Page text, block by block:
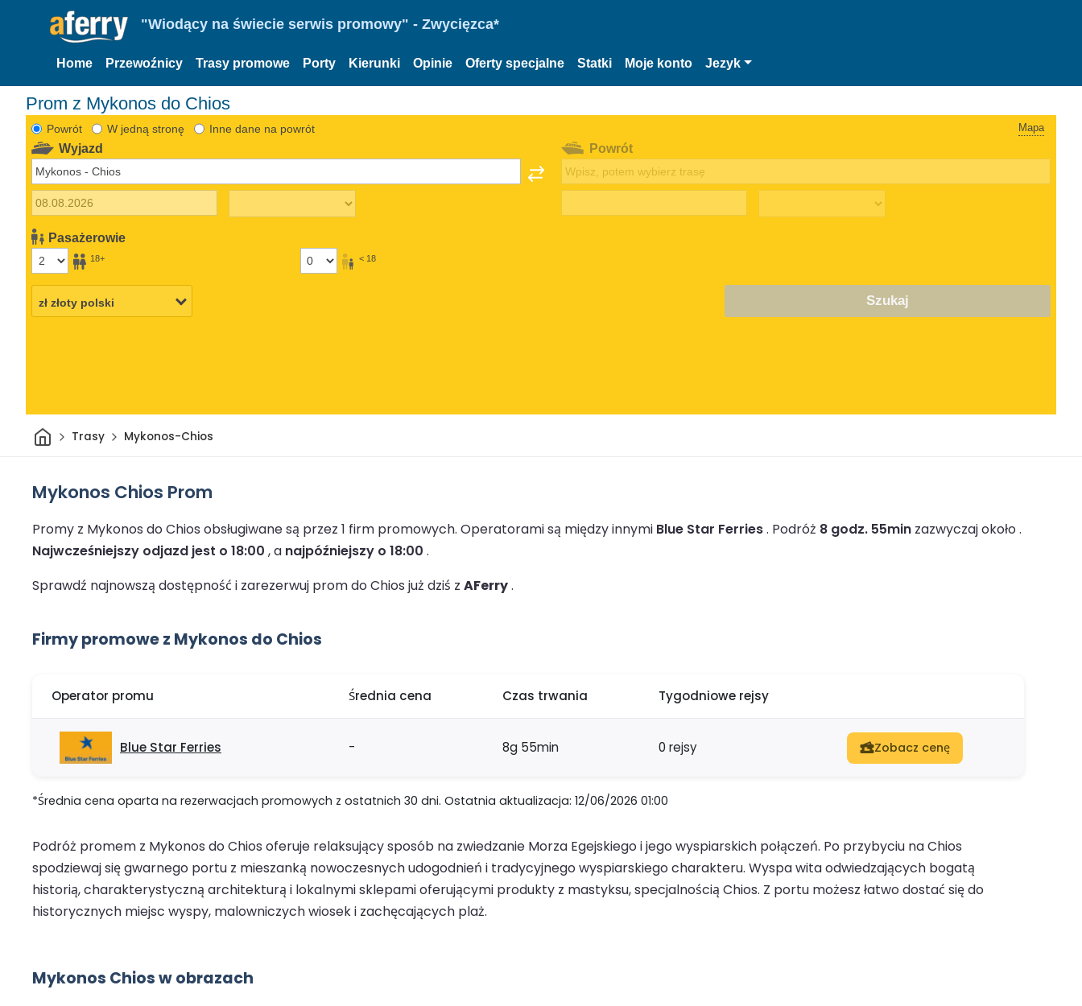
"Wiodący na świecie serwis promowy" - Zwycięzca*
Home Przewoźnicy Trasy promowe Porty Kierunki Opinie Oferty specjalne Statki Moje konto Jezyk
Prom z Mykonos do Chios
Powrót W jedną stronę Inne dane na powrót Mapa
Wyjazd
Pasażerowie
18+ < 18
Powrót
Szukaj
DomTrasy Mykonos-Chios
Mykonos Chios Prom
Promy z Mykonos do Chios obsługiwane są przez 1 firm promowych. Operatorami są między innymi Blue Star Ferries. Podróż 8 godz. 55min zazwyczaj około .
Najwcześniejszy odjazd jest o 18:00 , a najpóźniejszy o 18:00 .
Sprawdź najnowszą dostępność i zarezerwuj prom do Chios już dziś z AFerry.
Firmy promowe z Mykonos do Chios
Operator promu Średnia cena Czas trwania Tygodniowe rejsy
Blue Star Ferries - 8g 55min 0 rejsy Zobacz cenę
*Średnia cena oparta na rezerwacjach promowych z ostatnich 30 dni. Ostatnia aktualizacja: 12/06/2026 01:00
Podróż promem z Mykonos do Chios oferuje relaksujący sposób na zwiedzanie Morza Egejskiego i jego wyspiarskich połączeń. Po przybyciu na Chios
spodziewaj się gwarnego portu z mieszanką nowoczesnych udogodnień i tradycyjnego wyspiarskiego charakteru. Wyspa wita odwiedzających bogatą
historią, charakterystyczną architekturą i lokalnymi sklepami oferującymi produkty z mastyksu, specjalnością Chios. Z portu możesz łatwo dostać się do
historycznych miejsc wyspy, malowniczych wiosek i zachęcających plaż.
Mykonos Chios w obrazach